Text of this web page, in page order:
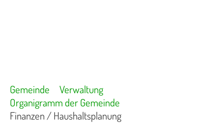
Gemeinde
Verwaltung
Organigramm der Gemeinde
Finanzen / Haushaltsplanung